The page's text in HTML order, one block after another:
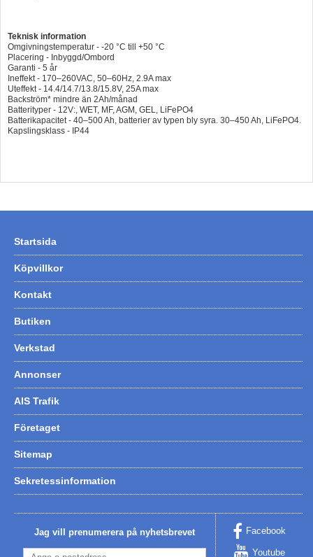
Teknisk information
Omgivningstemperatur - -20 °C till +50 °C
Placering - Inbyggd/Ombord
Garanti - 5 år
Ineffekt - 170–260VAC, 50–60Hz, 2.9A max
Uteffekt - 14.4/14.7/13.8/15.8V, 25A max
Backström* mindre än 2Ah/månad
Batterityper - 12V:, WET, MF, AGM, GEL, LiFePO4
Batterikapacitet - 40–500 Ah, batterier av typen bly syra. 30–450 Ah, LiFePO4.
Kapslingsklass - IP44
Startsida
Köpvillkor
Kontakt
Butiken
Verkstad
Annonser
AIS Trafik
Företaget
Sitemap
Sekretessinformation
Jag vill prenumerera på nyhetsbrevet Facebook
Youtube